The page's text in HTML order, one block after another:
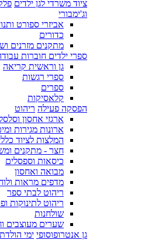
ציוד משרדי לגן ילדים
וג'ימבורי
אביזרי ספורט
כדורים
מתקנים מזרנים
ספרי ילדים חוברות
גן וראשית קריאה
ספרי רגשות
ספרים
קלאסיקות
הפסקה פעילה ריהוט
ארגזי אחסון
ארונות מגירות
המלצות לציוד
חצר - מתקנים
כיסאות וספסלים
מבואה ואחסון
מדפים מראות
ריהוט לבתי ספר
ריהוט לתינוקות
שולחנות
שערים מעוצבים
גן אנטרופוסופי ימי